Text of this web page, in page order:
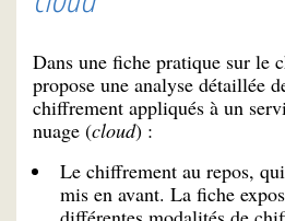
Dans une fiche pratique sur le
propose une analyse détaillée
chiffrement appliqués à un
nuage (cloud) :
Le chiffrement au repos,
mis en avant. La fiche